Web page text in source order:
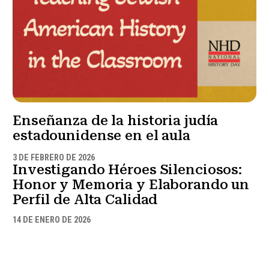
Enseñanza de la historia judía
estadounidense en el aula
3 DE FEBRERO DE 2026
Investigando Héroes Silenciosos:
Honor y Memoria y Elaborando un
Perfil de Alta Calidad
14 DE ENERO DE 2026